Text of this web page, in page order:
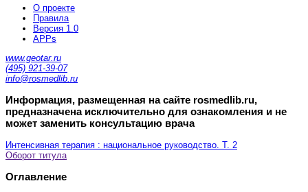
О проекте
Правила
Версия 1.0
APPs
www.geotar.ru
(495) 921-39-07
info@rosmedlib.ru
Информация, размещенная на сайте rosmedlib.ru,
предназначена исключительно для ознакомления и не
может заменить консультацию врача
Интенсивная терапия : национальное руководство. Т. 2
Оборот титула
Оглавление